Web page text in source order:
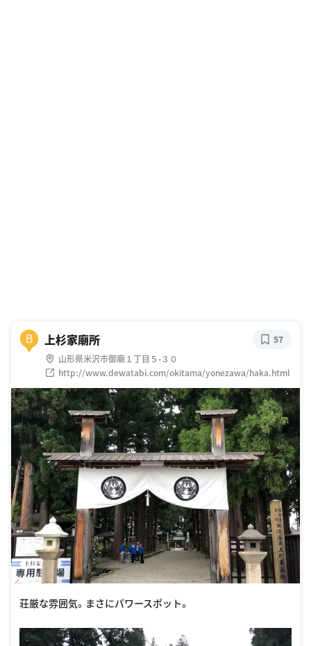
B 上杉家廟所
山形県米沢市御廟１丁目５-３０
http://www.dewatabi.com/okitama/yonezawa/haka.html
57
荘厳な雰囲気。まさにパワースポット。